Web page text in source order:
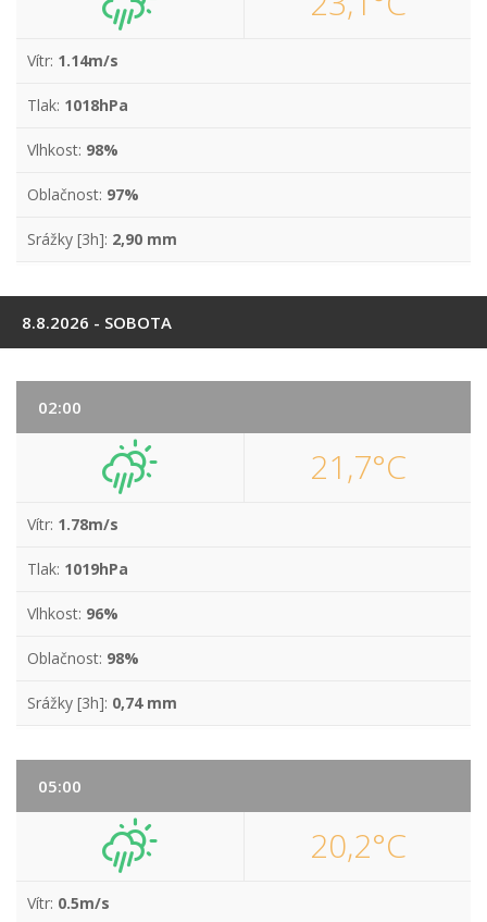
Vítr: 1.14m/s
Tlak: 1018hPa
Vlhkost: 98%
Oblačnost: 97%
Srážky [3h]: 2,90 mm
8.8.2026 - SOBOTA
02:00
21,7°C
Vítr: 1.78m/s
Tlak: 1019hPa
Vlhkost: 96%
Oblačnost: 98%
Srážky [3h]: 0,74 mm
05:00
20,2°C
Vítr: 0.5m/s